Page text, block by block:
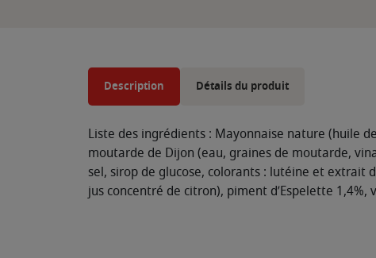
Description Détails du produit
Liste des ingrédients : Mayonnaise nature (huile
moutarde de Dijon (eau, graines de moutarde,
sel, sirop de glucose, colorants : lutéine et extrait
jus concentré de citron), piment d’Espelette 1,4%,